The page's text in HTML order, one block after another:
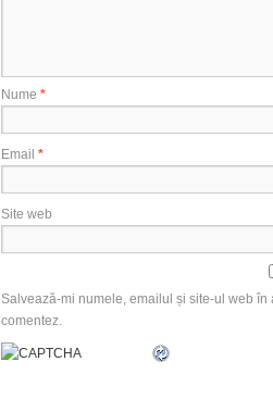
Nume *
Email *
Site web
Salvează-mi numele, emailul și site-ul web
comentez.